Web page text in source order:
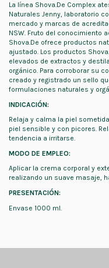
La línea Shova.De Complex
Naturales Jenny, laboratorio
mercado y marcas de
NSW. Fruto del conocimiento
Shova.De ofrece productos
ajustado. Los productos
elevados de extractos y
orgánico. Para corroborar su
creado y registrado un sello
formulaciones naturales y
INDICACIÓN:
Relaja y calma la piel
piel sensible y con picores.
tendencia a irritarse.
MODO DE EMPLEO:
Aplicar la crema corporal y
realizando un suave masaje,
PRESENTACIÓN:
Envase 1000 ml.